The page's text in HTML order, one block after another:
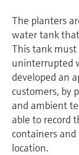
The planters
water tank
This tank
uninterrupted
developed an
customers, by
and ambient
able to record
containers
location.